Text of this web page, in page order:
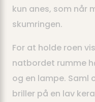
kun anes, som når
skumringen.
For at holde roen
natbordet rumme
og en lampe.
briller på en lav